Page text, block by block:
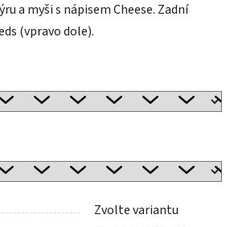
a myši s nápisem Cheese. Zadní
(vpravo dole).
Zvolte variantu